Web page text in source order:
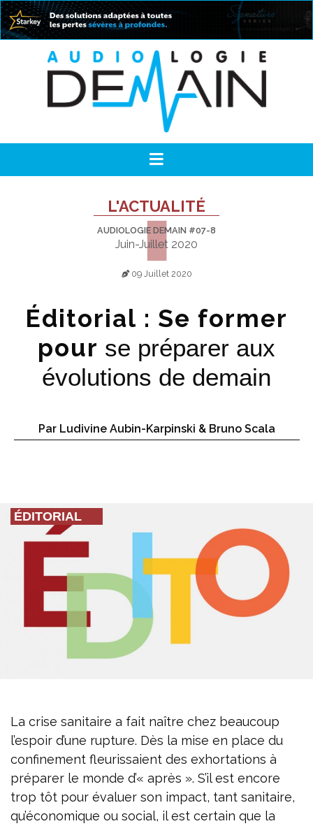
L'ACTUALITÉ
AUDIOLOGIE DEMAIN #07-8
Juin-Juillet 2020
09 Juillet 2020
Éditorial : Se former
pour se préparer aux
évolutions de demain
Par Ludivine Aubin-Karpinski & Bruno Scala
ÉDITORIAL
La crise sanitaire a fait naître chez beaucoup
l’espoir d’une rupture. Dès la mise en place du
confinement fleurissaient des exhortations à
préparer le monde d’« après ». S’il est encore
trop tôt pour évaluer son impact, tant sanitaire,
qu’économique ou social, il est certain que la